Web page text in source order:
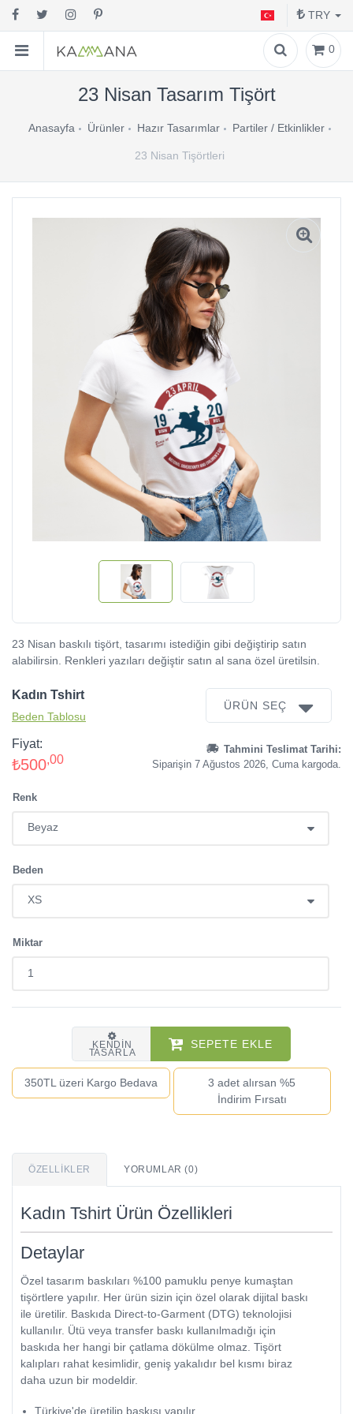
TRY
0
23 Nisan Tasarım Tişört
Anasayfa Ürünler Hazır Tasarımlar Partiler / Etkinlikler
23 Nisan Tişörtleri
23 Nisan baskılı tişört, tasarımı istediğin gibi değiştirip satın
alabilirsin. Renkleri yazıları değiştir satın al sana özel üretilsin.
Kadın Tshirt
Beden Tablosu
ÜRÜN SEÇ
Fiyat:
₺500,00
Tahmini Teslimat Tarihi:
Siparişin 7 Ağustos 2026, Cuma kargoda.
Renk
Beden
Miktar
KENDIN
TASARLA
SEPETE EKLE
350TL üzeri Kargo Bedava
3 adet alırsan %5
İndirim Fırsatı
ÖZELLIKLER YORUMLAR (0)
Kadın Tshirt Ürün Özellikleri
Detaylar
Özel tasarım baskıları %100 pamuklu penye kumaştan
tişörtlere yapılır. Her ürün sizin için özel olarak dijital baskı
ile üretilir. Baskıda Direct-to-Garment (DTG) teknolojisi
kullanılır. Ütü veya transfer baskı kullanılmadığı için
baskıda her hangi bir çatlama dökülme olmaz. Tişört
kalıpları rahat kesimlidir, geniş yakalıdır bel kısmı biraz
daha uzun bir modeldir.
Türkiye'de üretilip baskısı yapılır.